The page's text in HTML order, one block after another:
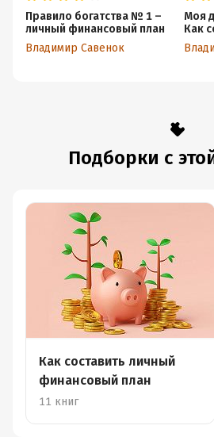
Правило богатства № 1 –
личный финансовый план
Владимир Савенок
Моя
Как
Подборки с
Как составить личный
финансовый план
11 книг